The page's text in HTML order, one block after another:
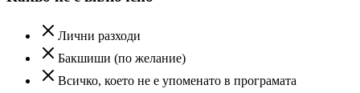
Лични разходи
Бакшиши (по желание)
Всичко, което не е упоменато в програмата